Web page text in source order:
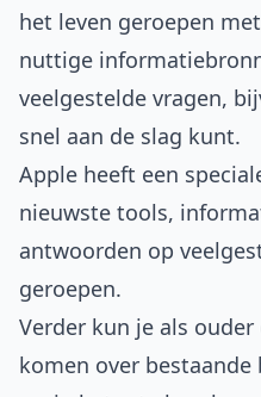
het leven geroepen
nuttige
veelgestelde vragen,
snel aan de slag kunt.
Apple heeft een
nieuwste tools,
antwoorden op
geroepen.
Verder kun je als
komen over